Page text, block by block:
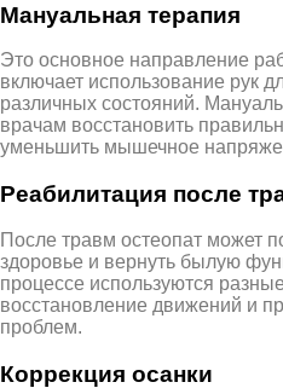
Мануальная терапия
Это основное направление
включает использование рук
различных состояний.
врачам восстановить
уменьшить мышечное
Реабилитация после
После травм остеопат может
здоровье и вернуть былую
процессе используются
восстановление движений и
проблем.
Коррекция осанки